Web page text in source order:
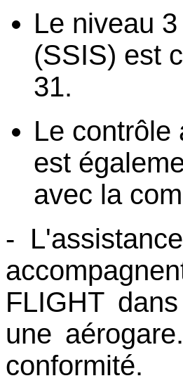
Le niveau
(SSIS) est
31.
Le contrôle
est
avec la
-
FLIGHT
une
conformité.